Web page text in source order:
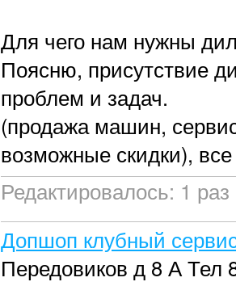
Для чего нам нужны
Поясню, присутствие
проблем и задач.
(продажа машин,
возможные скидки),
Редактировалось: 1
Допшоп клубный
Передовиков д 8 А Тел